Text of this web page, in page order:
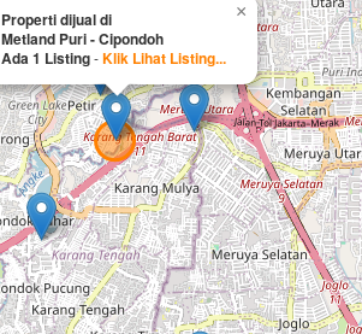
Properti dijual di
Metland Puri - Cipondoh
Ada 1 Listing-Klik Lihat Listing...
×